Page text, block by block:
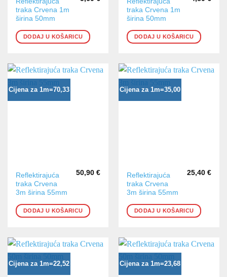
traka Crvena 1m
širina 50mm
DODAJ U KOŠARICU
traka Crvena 1m
širina 50mm
DODAJ U KOŠARICU
Cijena za 1m=70,33
Reflektirajuća
traka Crvena
3m širina 55mm
50,90 €
DODAJ U KOŠARICU
Cijena za 1m=35,00
Reflektirajuća
traka Crvena
3m širina 55mm
25,40 €
DODAJ U KOŠARICU
Cijena za 1m=22,52 Cijena za 1m=23,68